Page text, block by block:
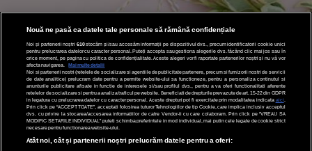
Nouă ne pasă ca datele tale personale să rămână confidențiale
Noi și partenerii noștri 610stocăm și/sau accesăm informații pe dispozitivul dvs., precum identificatorii cookie unici
pentru prelucrarea datelor cu caracter personal. Puteți accepta sau gestiona alegerile dvs. făcând clic mai jos sau în
orice moment, pe pagina cu politica de confidențialitate. Aceste alegeri vor fi raportate partenerilor noștri și nu vă vor
afecta navigarea.
Mai multe detalii
Noi si partenerii nostri (retelele de socializare si agentiile de publicitate partenere, precum si furnizorii nostri de servicii
de date analitice) prelucram date pentru a permite website-ului sa functioneze, pentru a personaliza continutul si
anunturile publicitare afisate in functie de interesele si/sau profilul dvs., pentru a va oferi functionalitati aferente
retelelor de socializare si pentru a analiza traficul pe website. Beneficiati de drepturile prevazute de art. 15-22 din GDPR
in legatura cu prelucrarea datelor cu caracter personal. Aceste drepturi pot fi exercitate prin modalitatea indicata aici
Prin click pe “ACCEPT TOATE”, acceptati folosirea tuturor Tehnologiilor de tip Cookie, care implica inclusiv acceptul
dvs. cu privire la stocarea/accesarea informatiilor de catre Vendor-ii cu care colaboram. Prin click pe “VREAU SA
MODIFIC SETARILE INDIVIDUAL” puteti schimba preferintele in mod individual, mai putin cele legate de cookie strict
necesare pentru functionarea website-ului.
Atât noi, cât și partenerii noștri prelucrăm datele pentru a oferi: